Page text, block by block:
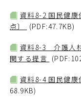
資料8-2 国民健康
点〕
(PDF:47.7KB)
資料8-3 介護人
関する提言
資料8-4 国民健康
68.9KB)